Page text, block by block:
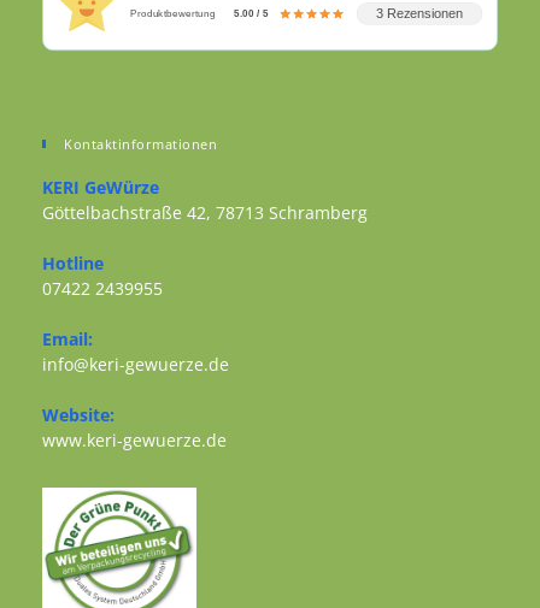
Produktbewertung 5.00 / 5 3 Rezensionen
Kontaktinformationen
KERI GeWürze
Göttelbachstraße 42, 78713 Schramberg
Hotline
07422 2439955
Email:
info@keri-gewuerze.de
Website:
www.keri-gewuerze.de